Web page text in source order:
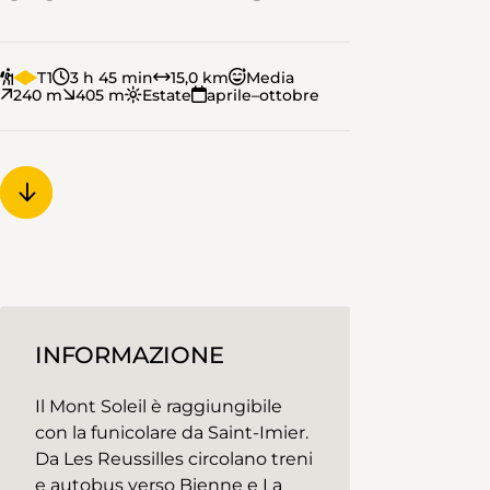
T1 3 h 45 min 15,0 km
Media
240 m
405 m Estate aprile–ottobre
INFORMAZIONE
Il Mont Soleil è raggiungibile
con la funicolare da Saint-Imier.
Da Les Reussilles circolano treni
e autobus verso Bienne e La